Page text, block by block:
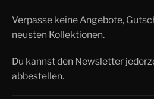
Verpasse keine Angebote,
neusten Kollektionen.
Du kannst den Newsletter
abbestellen.